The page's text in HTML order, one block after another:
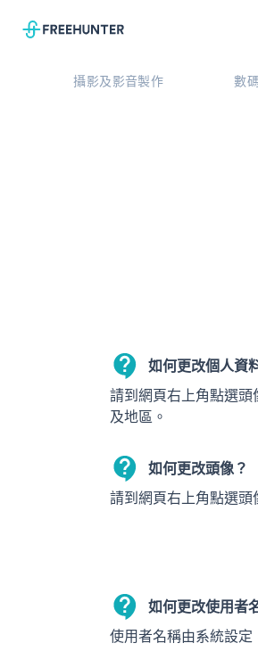
攝影及影音製作 數
如何更改個人資
請到網頁右上角點選
及地區。
如何更改頭像？
請到網頁右上角點選
如何更改使用者
使用者名稱由系統設定